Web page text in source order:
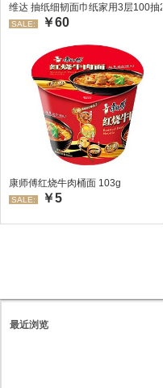
维达 抽纸细韧面巾纸家用3层100
SALE: ￥60
康师傅红烧牛肉桶面 103g
SALE: ￥5
最近浏览